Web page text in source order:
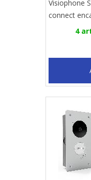
Visiophone
connect
4